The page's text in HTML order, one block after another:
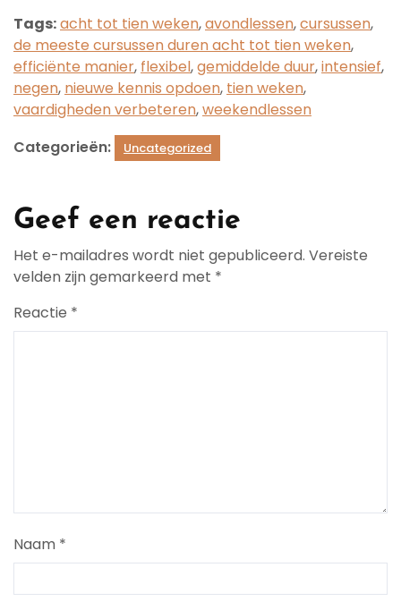
Tags:acht tot tien weken,avondlessen,cursussen,
de meeste cursussen duren acht tot tien weken,
efficiënte manier, flexibel,gemiddelde duur,intensief,
negen, nieuwe kennis opdoen, tien weken,
vaardigheden verbeteren,weekendlessen
Categorieën:
Uncategorized
Geef een reactie
Het e-mailadres wordt niet gepubliceerd. Vereiste
velden zijn gemarkeerd met *
Reactie *
Naam *